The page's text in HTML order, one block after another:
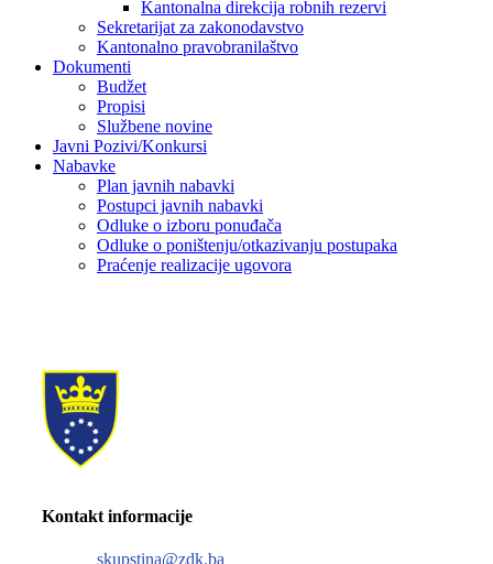
Kantonalna direkcija robnih rezervi
Sekretarijat za zakonodavstvo
Kantonalno pravobranilaštvo
Dokumenti
Budžet
Propisi
Službene novine
Javni Pozivi/Konkursi
Nabavke
Plan javnih nabavki
Postupci javnih nabavki
Odluke o izboru ponuđača
Odluke o poništenju/otkazivanju postupaka
Praćenje realizacije ugovora
Kontakt informacije
skupstina@zdk.ba